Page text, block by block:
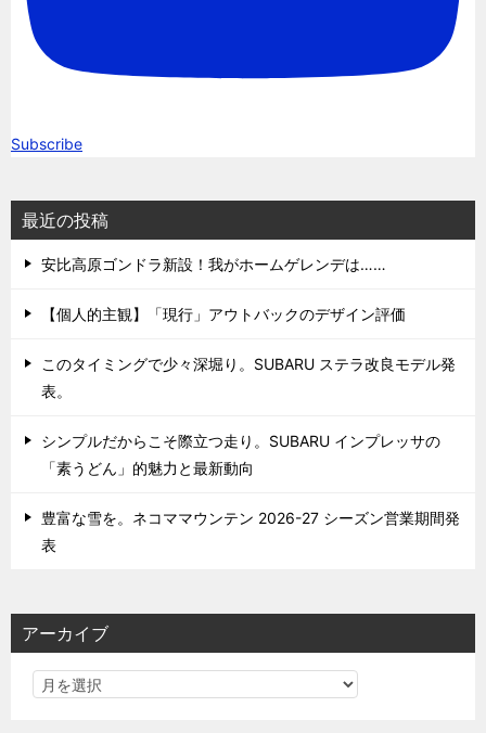
Subscribe
最近の投稿
安比高原ゴンドラ新設！我がホームゲレンデは……
【個人的主観】「現行」アウトバックのデザイン評価
このタイミングで少々深堀り。SUBARU ステラ改良モデル発
表。
シンプルだからこそ際立つ走り。SUBARU インプレッサの
「素うどん」的魅力と最新動向
豊富な雪を。ネコママウンテン 2026-27 シーズン営業期間発
表
アーカイブ